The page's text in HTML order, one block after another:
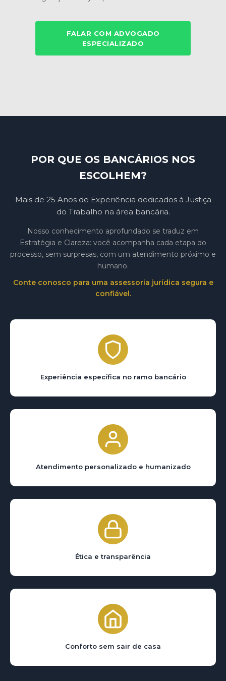
FALAR COM ADVOGADO
ESPECIALIZADO
POR QUE OS BANCÁRIOS NOS
ESCOLHEM?
Mais de 25 Anos de Experiência dedicados à Justiça
do Trabalho na área bancária.
Nosso conhecimento aprofundado se traduz em
Estratégia e Clareza: você acompanha cada etapa do
processo, sem surpresas, com um atendimento próximo e
humano.
Conte conosco para uma assessoria jurídica segura e
confiável.
Experiência específica no ramo bancário
Atendimento personalizado e humanizado
Ética e transparência
Conforto sem sair de casa